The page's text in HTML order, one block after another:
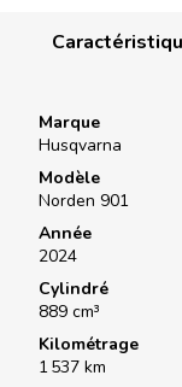
Marque
Husqvarna
Modèle
Norden 901
Année
2024
Cylindré
889 cm³
Kilométrage
1 537 km